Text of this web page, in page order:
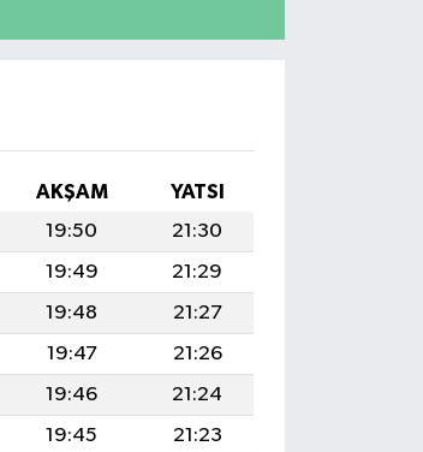
AKŞAM
YATSI
19:50
21:30
19:49
21:29
19:48
21:27
19:47
21:26
19:46
21:24
19:45
21:23